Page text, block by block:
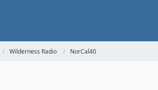
Wilderness Radio NorCal40